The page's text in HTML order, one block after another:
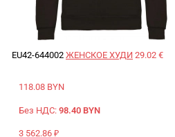
EU42-644002 ЖЕНСКОЕ ХУДИ 29.02 €
118.08 BYN
Без НДС: 98.40 BYN
3 562.86 ₽